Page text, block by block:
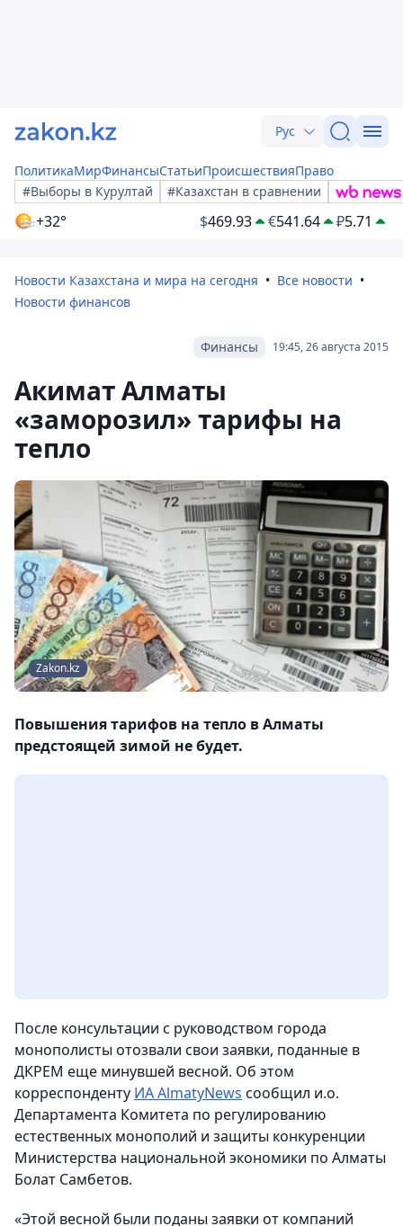
Рус
ПолитикаМирФинансыСтатьиПроисшествияПраво
#Выборы в Курултай
#Казахстан в сравнении
+32° $469.93 €541.64 ₽5.71
Новости Казахстана и мира на сегодня
Все новости
Новости финансов
19:45, 26 августа 2015
Финансы
Акимат Алматы
«заморозил» тарифы на
тепло
Zakon.kz
Повышения тарифов на тепло в Алматы
предстоящей зимой не будет.
После консультации с руководством города
монополисты отозвали свои заявки, поданные в
ДКРЕМ еще минувшей весной. Об этом
корреспонденту ИА AlmatyNews сообщил и.о.
Департамента Комитета по регулированию
естественных монополий и защиты конкуренции
Министерства национальной экономики по Алматы
Болат Самбетов.
«Этой весной были поданы заявки от компаний